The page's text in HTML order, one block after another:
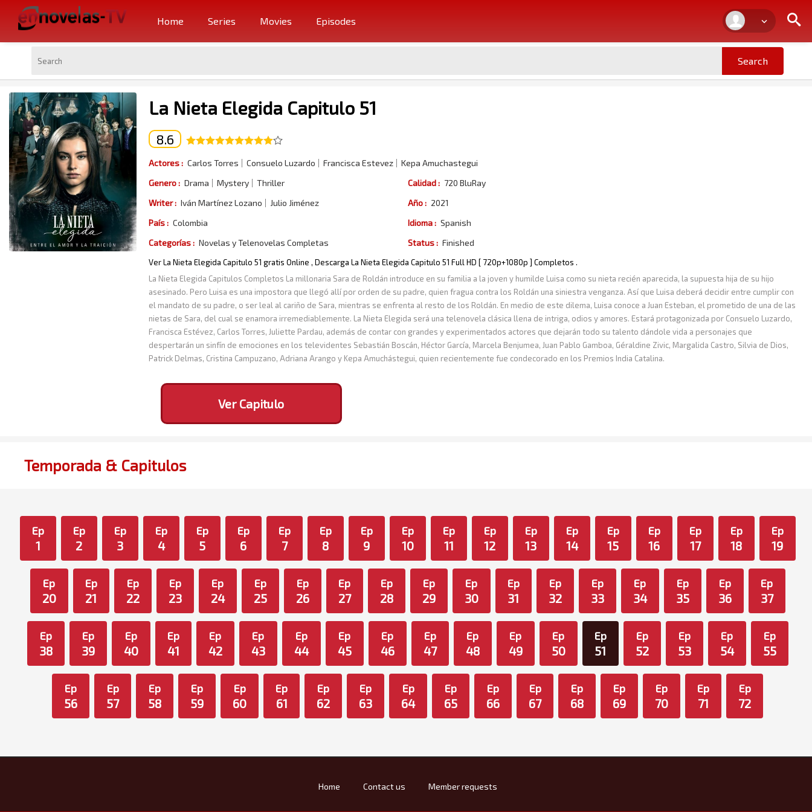
Home Series Movies Episodes
La Nieta Elegida Capitulo 51
8.6
Actores : Carlos Torres Consuelo Luzardo Francisca Estevez
Kepa Amuchastegui
Genero : Drama Mystery Thriller Calidad : 720 BluRay
Writer : Iván Martínez Lozano Julio Jiménez Año : 2021
País : Colombia Idioma : Spanish
Categorías : Novelas y Telenovelas Completas Status : Finished
Ver La Nieta Elegida Capitulo 51 gratis Online , Descarga La Nieta Elegida Capitulo 51 Full HD [ 720p+1080p ] Completos .
La Nieta Elegida Capitulos Completos La millonaria Sara de Roldán introduce en su familia a la joven y humilde Luisa como su nieta recién aparecida, la supuesta hija de su hijo
asesinado. Pero Luisa es una impostora que llegó allí por orden de su padre, quien fragua contra los Roldán una siniestra venganza. Así que Luisa deberá decidir entre cumplir con
el mandato de su padre, o ser leal al cariño de Sara, mientras se enfrenta al resto de los Roldán. En medio de este dilema, Luisa conoce a Juan Esteban, el prometido de una de las
nietas de Sara, del cual se enamora irremediablemente. La Nieta Elegida será una telenovela clásica llena de intriga, odios y amores. Estará protagonizada por Consuelo Luzardo,
Francisca Estévez, Carlos Torres, Juliette Pardau, además de contar con grandes y experimentados actores que dejarán todo su talento dándole vida a personajes que
despertarán un sinfín de emociones en los televidentes Sebastián Boscán, Héctor García, Marcela Benjumea, Juan Pablo Gamboa, Géraldine Zivic, Margalida Castro, Silvia de Dios,
Patrick Delmas, Cristina Campuzano, Adriana Arango y Kepa Amuchástegui, quien recientemente fue condecorado en los Premios India Catalina.
Ver Capitulo
Temporada & Capitulos
Ep
1
Ep
2
Ep
3
Ep
4
Ep
5
Ep
6
Ep
7
Ep
8
Ep
9
Ep
10
Ep
11
Ep
12
Ep
13
Ep
14
Ep
15
Ep
16
Ep
17
Ep
18
Ep
19
Ep
20
Ep
21
Ep
22
Ep
23
Ep
24
Ep
25
Ep
26
Ep
27
Ep
28
Ep
29
Ep
30
Ep
31
Ep
32
Ep
33
Ep
34
Ep
35
Ep
36
Ep
37
Ep
38
Ep
39
Ep
40
Ep
41
Ep
42
Ep
43
Ep
44
Ep
45
Ep
46
Ep
47
Ep
48
Ep
49
Ep
50
Ep
51
Ep
52
Ep
53
Ep
54
Ep
55
Ep
56
Ep
57
Ep
58
Ep
59
Ep
60
Ep
61
Ep
62
Ep
63
Ep
64
Ep
65
Ep
66
Ep
67
Ep
68
Ep
69
Ep
70
Ep
71
Ep
72
Home Contact us Member requests